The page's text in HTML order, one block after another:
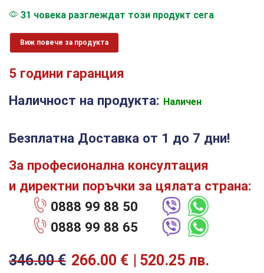
31 човека разглеждат този продукт сега
Виж повече за продукта
5 години гаранция
Наличност на продукта: Наличен
Безплатна Доставка от 1 до 7 дни!
За професионална консултация
и директни поръчки за цялата страна:
0888 99 88 50
0888 99 88 65
346.00€ 266.00 € 520.25 лв.